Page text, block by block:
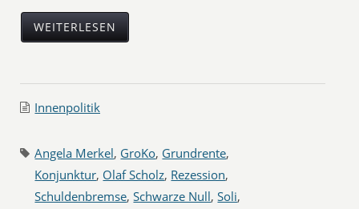
WEITERLESEN
Innenpolitik
Angela Merkel, GroKo, Grundrente,
Konjunktur, Olaf Scholz, Rezession,
Schuldenbremse,Schwarze Null,Soli,